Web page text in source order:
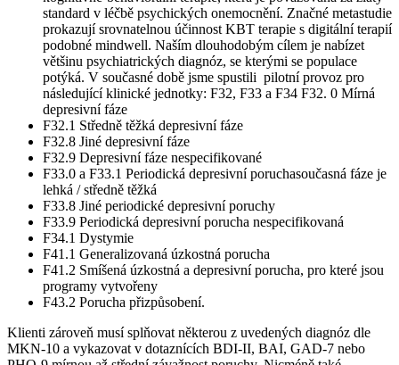
standard v léčbě psychických onemocnění. Značné metastudie
prokazují srovnatelnou účinnost KBT terapie s digitální terapií
podobné mindwell. Naším dlouhodobým cílem je nabízet
většinu psychiatrických diagnóz, se kterými se populace
potýká. V současné době jsme spustili pilotní provoz pro
následující klinické jednotky: F32, F33 a F34 F32. 0 Mírná
depresivní fáze
F32.1 Středně těžká depresivní fáze
F32.8 Jiné depresivní fáze
F32.9 Depresivní fáze nespecifikované
F33.0 a F33.1 Periodická depresivní poruchasoučasná fáze je
lehká / středně těžká
F33.8 Jiné periodické depresivní poruchy
F33.9 Periodická depresivní porucha nespecifikovaná
F34.1 Dystymie
F41.1 Generalizovaná úzkostná porucha
F41.2 Smíšená úzkostná a depresivní porucha, pro které jsou
programy vytvořeny
F43.2 Porucha přizpůsobení.
Klienti zároveň musí splňovat některou z uvedených diagnóz dle
MKN-10 a vykazovat v dotaznících BDI-II, BAI, GAD-7 nebo